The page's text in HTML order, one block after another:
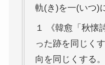
軌(き)を一(いつ)
１ 《韓愈「秋懐
った跡を同じく
向を同じくする